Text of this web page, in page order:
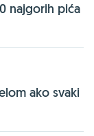
najgorih pića
ako svaki